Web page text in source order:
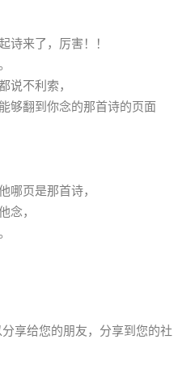
诗来了，厉害！！
说不利索，
够翻到你念的那首诗的页面
哪页是那首诗，
念，
享给您的朋友，分享到您的社